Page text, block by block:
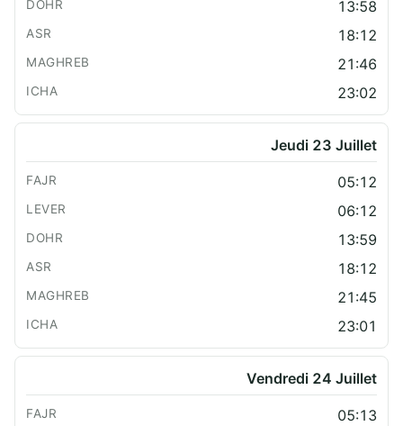
13:58
18:12
21:46
23:02
Jeudi 23 Juillet
05:12
06:12
13:59
18:12
21:45
23:01
Vendredi 24 Juillet
05:13